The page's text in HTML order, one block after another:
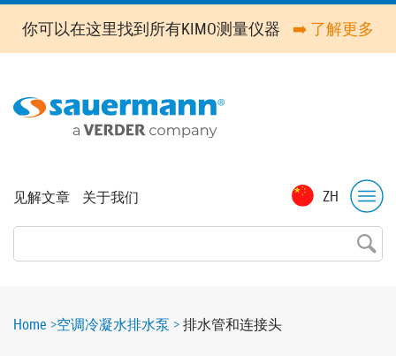
Skip
main
你可以在这里找到所有KIMO测量仪器 ➡️ 了解更多
ZH
Top
见解文章 关于我们
Breadcrumb
Home 空调冷凝水排水泵 排水管和连接头